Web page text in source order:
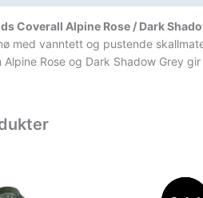
Coverall Alpine Rose / Dark
med vanntett og pustende
Alpine Rose og Dark Shadow Grey